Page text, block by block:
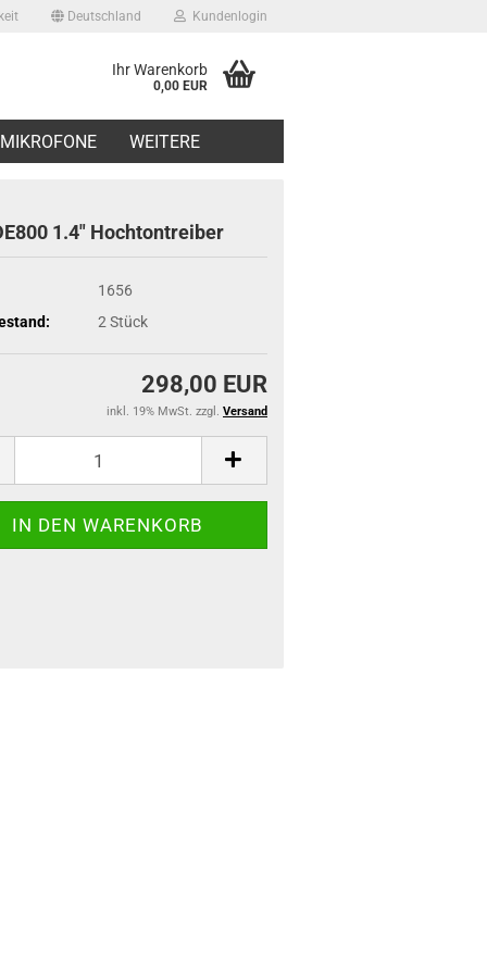
Deutschland Kundenlogin
vergessen?
Ihr Warenkorb
0,00 EUR
MIKROFONE WEITERE
1.4" Hochtontreiber
1656
2 Stück
298,00 EUR
inkl. 19% MwSt. zzgl. Versand